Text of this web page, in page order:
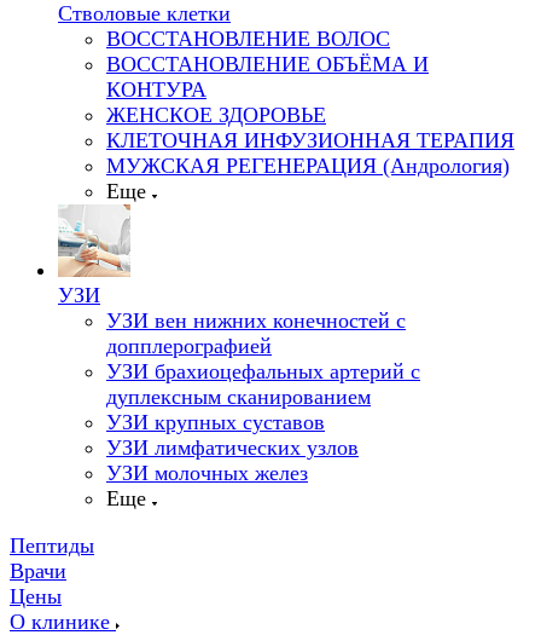
Стволовые клетки
ВОССТАНОВЛЕНИЕ ВОЛОС
ВОССТАНОВЛЕНИЕ ОБЪЁМА И
КОНТУРА
ЖЕНСКОЕ ЗДОРОВЬЕ
КЛЕТОЧНАЯ ИНФУЗИОННАЯ ТЕРАПИЯ
МУЖСКАЯ РЕГЕНЕРАЦИЯ (Андрология)
Еще
УЗИ
УЗИ вен нижних конечностей с
допплерографией
УЗИ брахиоцефальных артерий с
дуплексным сканированием
УЗИ крупных суставов
УЗИ лимфатических узлов
УЗИ молочных желез
Еще
Пептиды
Врачи
Цены
О клинике